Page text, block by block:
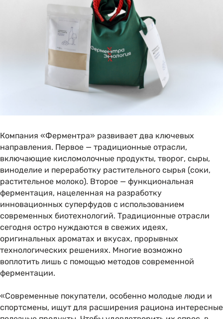
Компания «Ферментра» развивает два ключевых
направления. Первое — традиционные отрасли,
включающие кисломолочные продукты, творог, сыры,
виноделие и переработку растительного сырья (соки,
растительное молоко). Второе — функциональная
ферментация, нацеленная на разработку
инновационных суперфудов с использованием
современных биотехнологий. Традиционные отрасли
сегодня остро нуждаются в свежих идеях,
оригинальных ароматах и вкусах, прорывных
технологических решениях. Многие возможно
воплотить лишь с помощью методов современной
ферментации.
«Современные покупатели, особенно молодые люди и
спортсмены, ищут для расширения рациона интересные